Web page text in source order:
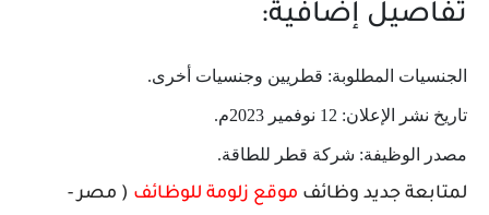
تفاصيل إضافية:
الجنسيات المطلوبة: قطريين وجنسيات أخرى.
تاريخ نشر الإعلان: 12 نوفمير 2023م.
مصدر الوظيفة: شركة قطر للطاقة.
لمتابعة جديد وظائف موقع زلومة للوظائف ( مصر -